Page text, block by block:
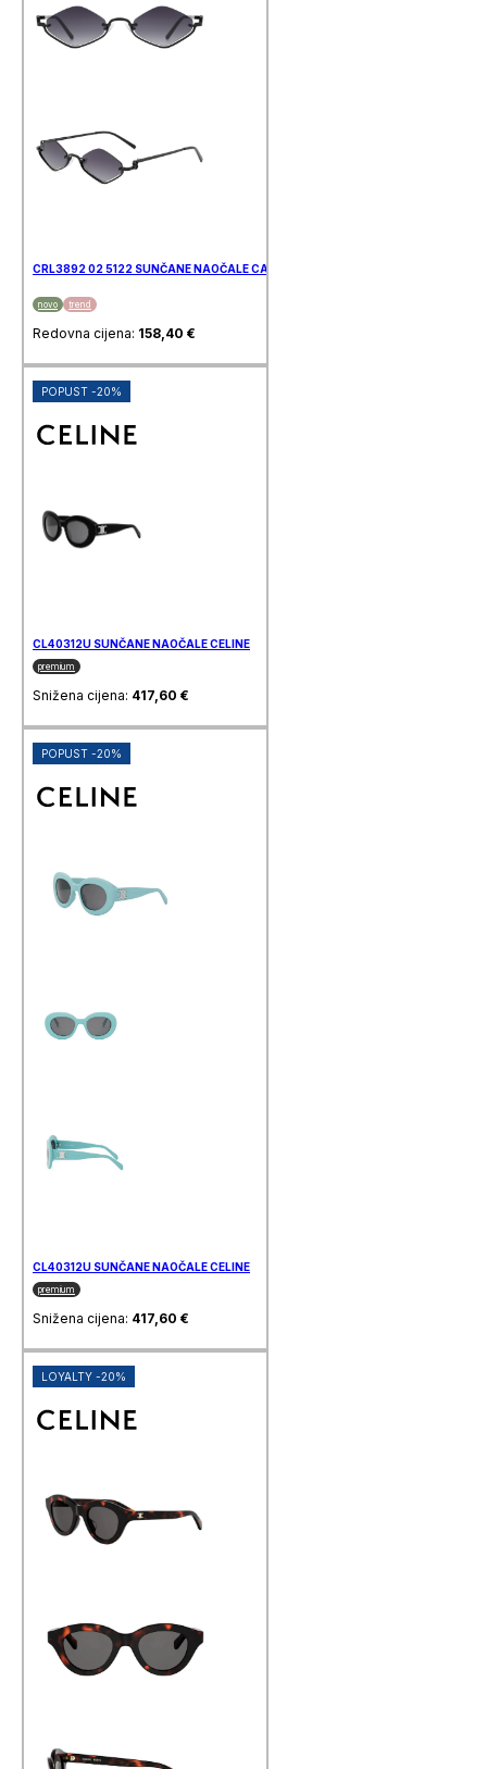
CRL3892 02 5122 SUNČANE NAOČALE CAROLINA LEMKE
novo trend
Redovna cijena: 158,40 €
POPUST -20%
CL40312U SUNČANE NAOČALE CELINE
premium
Snižena cijena: 417,60 €
POPUST -20%
CL40312U SUNČANE NAOČALE CELINE
premium
Snižena cijena: 417,60 €
LOYALTY -20%